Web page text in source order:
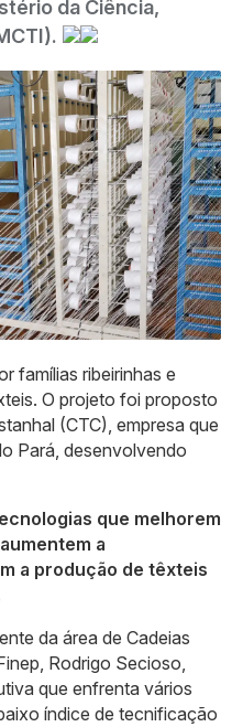
da Ciência,
famílias ribeirinhas e
O projeto foi proposto
(CTC), empresa que
Pará, desenvolvendo
que melhorem
a
a produção de têxteis
da área de Cadeias
Rodrigo Secioso,
que enfrenta vários
índice de tecnificação